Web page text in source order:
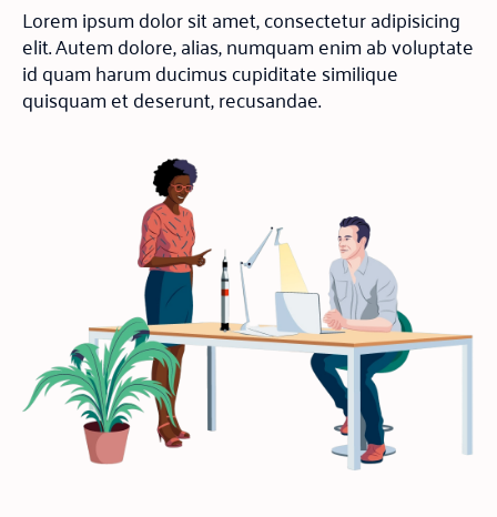
Lorem ipsum dolor sit amet, consectetur adipisicing
elit. Autem dolore, alias, numquam enim ab voluptate
id quam harum ducimus cupiditate similique
quisquam et deserunt, recusandae.